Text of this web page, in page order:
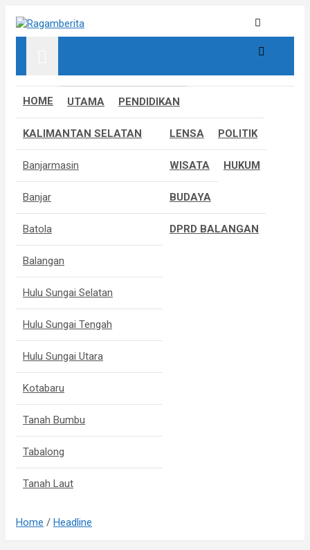
Ragamberita
Informatif, Edukatif & Inpiratif
HOME UTAMA PENDIDIKAN
KALIMANTAN SELATAN
Banjarmasin
Banjar
Batola
Balangan
Hulu Sungai Selatan
Hulu Sungai Tengah
Hulu Sungai Utara
Kotabaru
Tanah Bumbu
Tabalong
Tanah Laut
LENSA POLITIK
WISATA HUKUM
BUDAYA
DPRD BALANGAN
Home Headline